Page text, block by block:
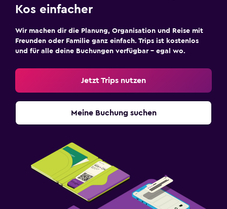
Kos einfacher
Wir machen dir die Planung, Organisation und Reise mit
Freunden oder Familie ganz einfach. Trips ist kostenlos
und für alle deine Buchungen verfügbar – egal wo.
Jetzt Trips nutzen
Meine Buchung suchen